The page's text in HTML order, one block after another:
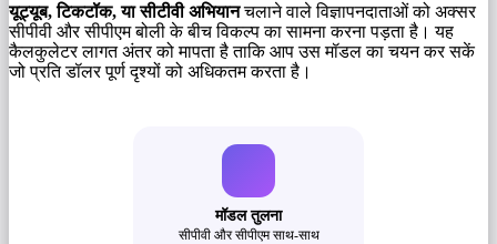
यूट्यूब, टिकटॉक, या सीटीवी अभियानचलाने वाले विज्ञापनदाताओं को अक्सर
सीपीवी और सीपीएम बोली के बीच विकल्प का सामना करना पड़ता है। यह
कैलकुलेटर लागत अंतर को मापता है ताकि आप उस मॉडल का चयन कर सकें
जो प्रति डॉलर पूर्ण दृश्यों को अधिकतम करता है।
मॉडल तुलना
सीपीवी और सीपीएम साथ-साथ